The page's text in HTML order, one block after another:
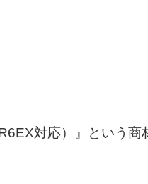
対応）』という商